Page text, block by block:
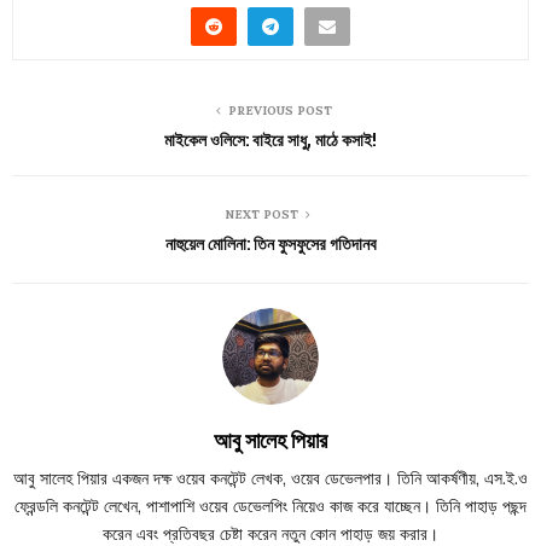
PREVIOUS POST
মাইকেল ওলিসে: বাইরে সাধু, মাঠে কসাই!
NEXT POST
নাহুয়েল মোলিনা: তিন ফুসফুসের গতিদানব
আবু সালেহ পিয়ার
আবু সালেহ পিয়ার একজন দক্ষ ওয়েব কনটেন্ট লেখক, ওয়েব ডেভেলপার। তিনি আকর্ষণীয়, এস.ই.ও
ফ্রেন্ডলি কনটেন্ট লেখেন, পাশাপাশি ওয়েব ডেভেলপিং নিয়েও কাজ করে যাচ্ছেন। তিনি পাহাড় পছন্দ
করেন এবং প্রতিবছর চেষ্টা করেন নতুন কোন পাহাড় জয় করার।